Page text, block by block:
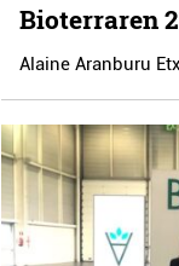
Bioterraren
Alaine Aranburu